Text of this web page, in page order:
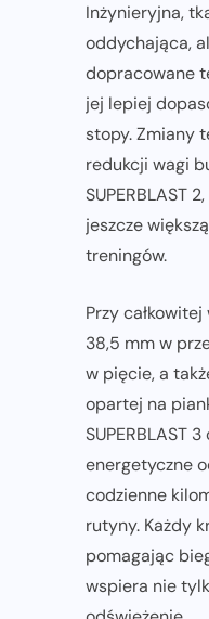
Inżynieryjna,
oddychająca,
dopracowane
jej lepiej
stopy. Zmiany
redukcji wagi
SUPERBLAST
jeszcze
treningów.
Przy
38,5 mm w
w pięcie, a
opartej na
SUPERBLAST
energetyczne
codzienne
rutyny. Każdy
pomagając
wspiera nie